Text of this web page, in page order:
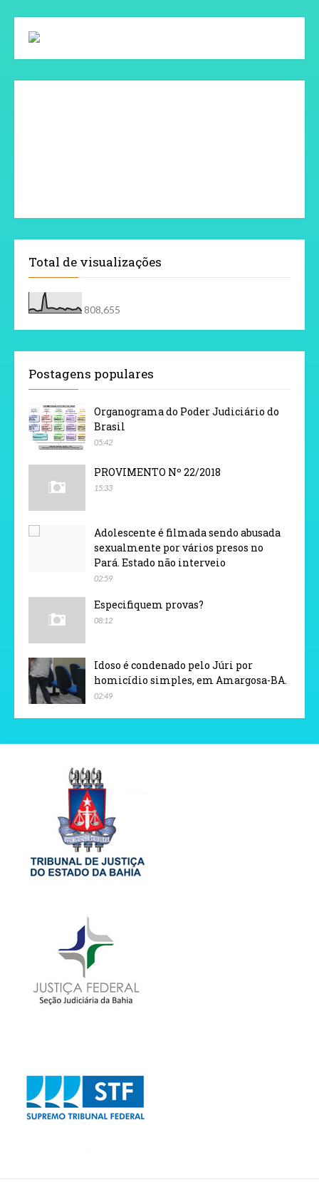
Total de visualizações
808,655
Postagens populares
Organograma do Poder Judiciário do
Brasil
05:42
PROVIMENTO Nº 22/2018
15:33
Adolescente é filmada sendo abusada
sexualmente por vários presos no
Pará. Estado não interveio
02:59
Especifiquem provas?
08:12
Idoso é condenado pelo Júri por
homicídio simples, em Amargosa-BA.
02:49